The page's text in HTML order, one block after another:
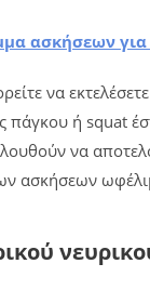
ασκήσεων για
να
πάγκου ή squat
να
ασκήσεων